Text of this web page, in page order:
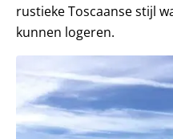
rustieke Toscaanse stijl
kunnen logeren.